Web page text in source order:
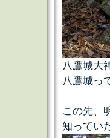
八鷹城大
八鷹城っ
この先、
知ってい